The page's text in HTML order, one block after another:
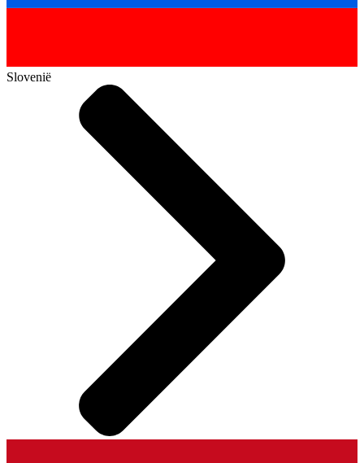
Slovenië